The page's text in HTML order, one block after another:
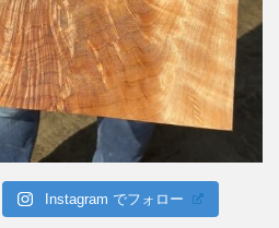
Instagram でフォロー